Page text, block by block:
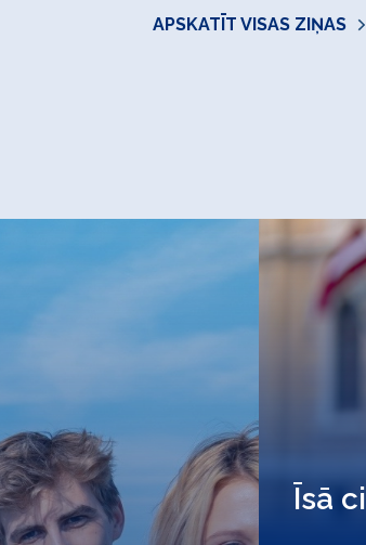
APSKATĪT VISAS ZIŅAS
Īsā